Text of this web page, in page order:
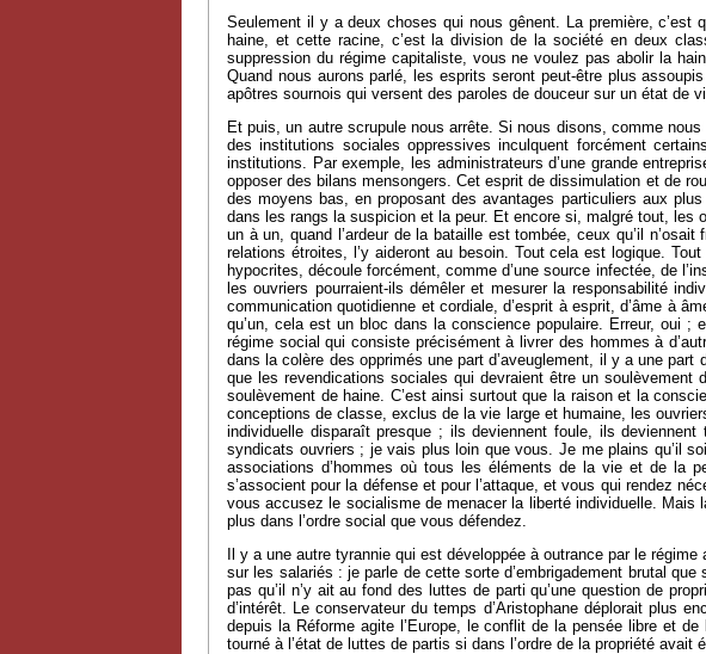
Seulement il y a deux choses qui nous gênent. La première,
haine, et cette racine, c’est la division de la société en deux
suppression du régime capitaliste, vous ne voulez pas abolir la
Quand nous aurons parlé, les esprits seront peut-être plus
apôtres sournois qui versent des paroles de douceur sur un état de
Et puis, un autre scrupule nous arrête. Si nous disons, comme
des institutions sociales oppressives inculquent forcément
institutions. Par exemple, les administrateurs d’une grande
opposer des bilans mensongers. Cet esprit de dissimulation et de
des moyens bas, en proposant des avantages particuliers aux
dans les rangs la suspicion et la peur. Et encore si, malgré tout, les
un à un, quand l’ardeur de la bataille est tombée, ceux qu’il
relations étroites, l’y aideront au besoin. Tout cela est logique.
hypocrites, découle forcément, comme d’une source infectée, de
les ouvriers pourraient-ils démêler et mesurer la responsabilité
communication quotidienne et cordiale, d’esprit à esprit, d’âme à
qu’un, cela est un bloc dans la conscience populaire. Erreur, oui
régime social qui consiste précisément à livrer des hommes à
dans la colère des opprimés une part d’aveuglement, il y a une
que les revendications sociales qui devraient être un soulèvement
soulèvement de haine. C’est ainsi surtout que la raison et la
conceptions de classe, exclus de la vie large et humaine, les
individuelle disparaît presque ; ils deviennent foule, ils
syndicats ouvriers ; je vais plus loin que vous. Je me plains qu’il
associations d’hommes où tous les éléments de la vie et de la
s’associent pour la défense et pour l’attaque, et vous qui rendez
vous accusez le socialisme de menacer la liberté individuelle.
plus dans l’ordre social que vous défendez.
Il y a une autre tyrannie qui est développée à outrance par le
sur les salariés : je parle de cette sorte d’embrigadement brutal
pas qu’il n’y ait au fond des luttes de parti qu’une question de
d’intérêt. Le conservateur du temps d’Aristophane déplorait plus
depuis la Réforme agite l’Europe, le conflit de la pensée libre et
tourné à l’état de luttes de partis si dans l’ordre de la propriété